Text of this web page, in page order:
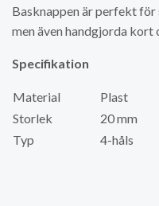
Basknappen är perfekt
men även handgjorda kort
Specifikation
Material
Plast
Storlek
20 mm
Typ
4-håls